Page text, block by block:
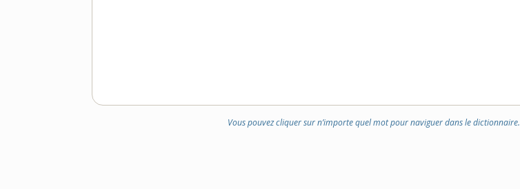
Vous pouvez cliquer sur n’importe quel mot pour naviguer dans le dictionnaire.